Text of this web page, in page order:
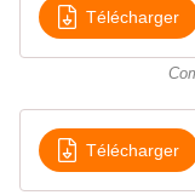
Télécharger
Télécharger